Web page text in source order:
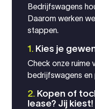
Bedrijfswagens
Daarom werken
stappen.
1. Kies je
Check onze ruime
bedrijfswagens en
2. Kopen of
lease? Jij kiest!